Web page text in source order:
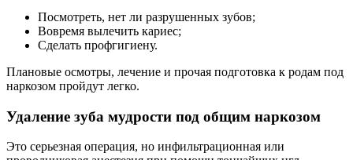
Посмотреть, нет ли разрушенных зубов;
Вовремя вылечить кариес;
Сделать профгигиену.
Плановые осмотры, лечение и прочая подготовка к родам под
наркозом пройдут легко.
Удаление зуба мудрости под общим наркозом
Это серьезная операция, но инфильтрационная или